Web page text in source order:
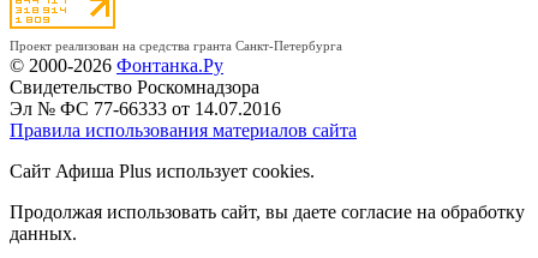
Проект реализован на средства гранта Санкт-Петербурга
© 2000-2026 Фонтанка.Ру
Свидетельство Роскомнадзора
Эл № ФС 77-66333 от 14.07.2016
Правила использования материалов сайта
Сайт Афиша Plus использует cookies.
Продолжая использовать сайт, вы даете согласие на обработку
данных.